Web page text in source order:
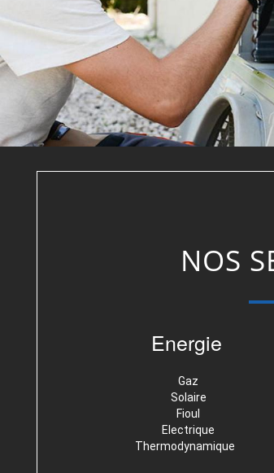
NOS
Energie
Gaz
Solaire
Fioul
Electrique
Thermodynamique